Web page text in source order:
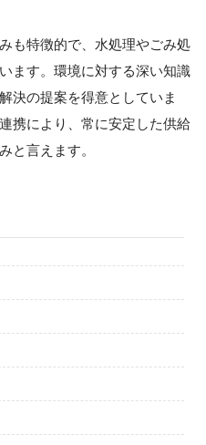
も特徴的で、水処理やごみ処
ます。環境に対する深い知識
決の提案を得意としていま
携により、常に安定した供給
と言えます。